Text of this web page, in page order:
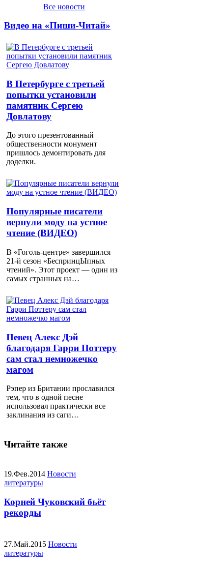
Все новости
Видео на «Пиши-Читай»
В Петербурге с третьей
попытки установили
памятник Сергею
Довлатову
До этого презентованный
общественности монумент
пришлось демонтировать для
доделки.
Популярные писатели
вернули моду на устное
чтение (ВИДЕО)
В «Гоголь-центре» завершился
21-й сезон «БеспринцЫпных
чтений». Этот проект — один из
самых странных на…
Певец Алекс Дэй
благодаря Гарри Поттеру
сам стал немножечко
магом
Рэпер из Британии прославился
тем, что в одной песне
использовал практически все
заклинания из саги…
Читайте также
19.Фев.2014 Новости
литературы
Корней Чуковский бьёт
рекорды
27.Май.2015 Новости
литературы